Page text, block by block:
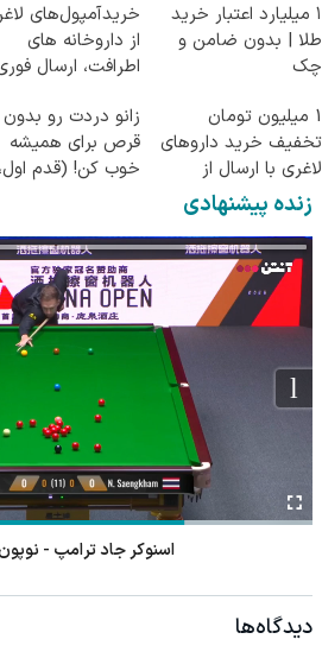
۱ میلیارد اعتبار خرید
طلا | بدون ضامن و
چک
خریدآمپول‌های
از داروخانه های
اطرافت، ارسال
1 میلیون تومان
تخفیف خرید داروهای
لاغری با ارسال از
داروخانه و پک یخ!
زانو دردت رو بدون
قرص برای همیشه
خوب کن! (قدم اول،
زنده پیشنهادی
اسنوکر جاد ترامپ -
دیدگاه‌ها